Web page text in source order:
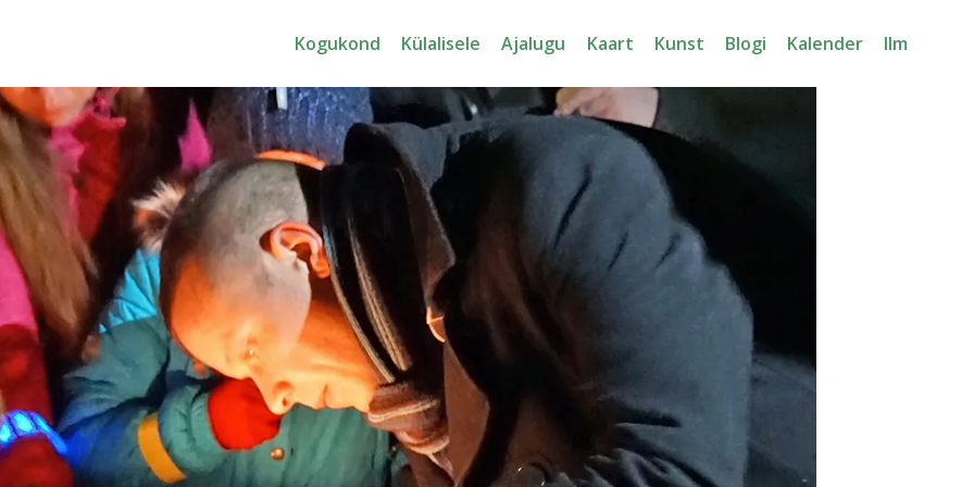
Kogukond Külalisele Ajalugu Kaart Kunst Blogi Kalender Ilm